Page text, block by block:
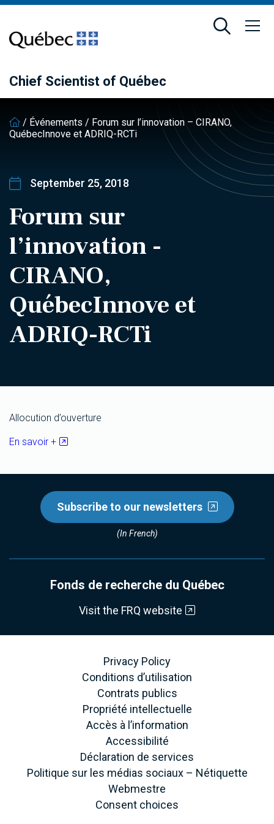
main
content
footer
Chief Scientist of Québec
/ Événements / Forum sur l’innovation – CIRANO,
QuébecInnove et ADRIQ-RCTi
September 25, 2018
Forum sur
l’innovation -
CIRANO,
QuébecInnove et
ADRIQ-RCTi
Allocution d’ouverture
En savoir +
Subscribe to our newsletters
(In French)
Fonds de recherche du Québec
Visit the FRQ website
Privacy Policy
Conditions d’utilisation
Contrats publics
Propriété intellectuelle
Accès à l’information
Accessibilité
Déclaration de services
Politique sur les médias sociaux – Nétiquette
Webmestre
Consent choices